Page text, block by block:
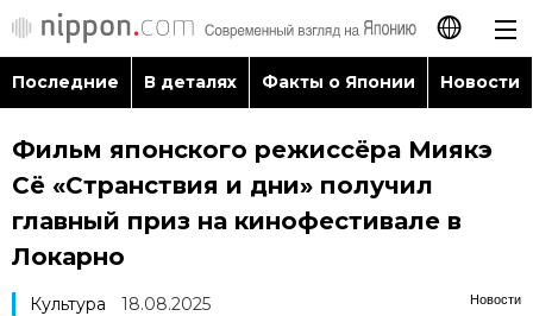
日本語
English
Последние
В деталях
Последние В деталях Факты о Японии Новости
Фильм японского режиссёра Миякэ
Сё «Странствия и дни» получил
главный приз на кинофестивале в
Локарно
Новости
Культура 18.08.2025